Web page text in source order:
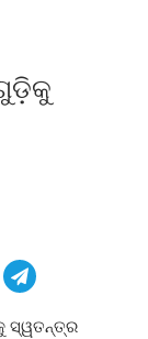
ସ୍ୱତନ୍ତ୍ର